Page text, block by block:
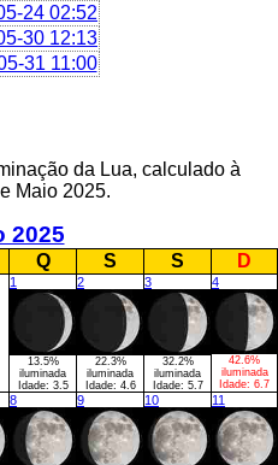
24 02:52
30 12:13
31 11:00
da Lua, calculado à
Maio 2025.
2025
Q S S D
1
13.5%
iluminada
Idade: 3.5
2
22.3%
iluminada
Idade: 4.6
3
32.2%
iluminada
Idade: 5.7
4
42.6%
iluminada
Idade: 6.7
8 9 10 11